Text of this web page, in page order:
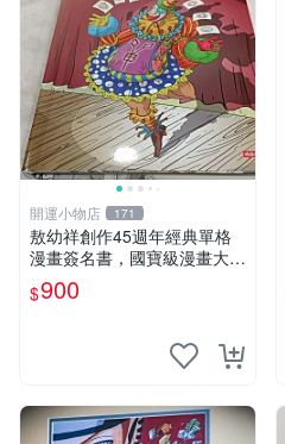
開運小物店 171
敖幼祥創作45週年經典單格
漫畫簽名書，國寶級漫畫大師
創作45週年且有大師 親筆簽
名 值得收藏
$900